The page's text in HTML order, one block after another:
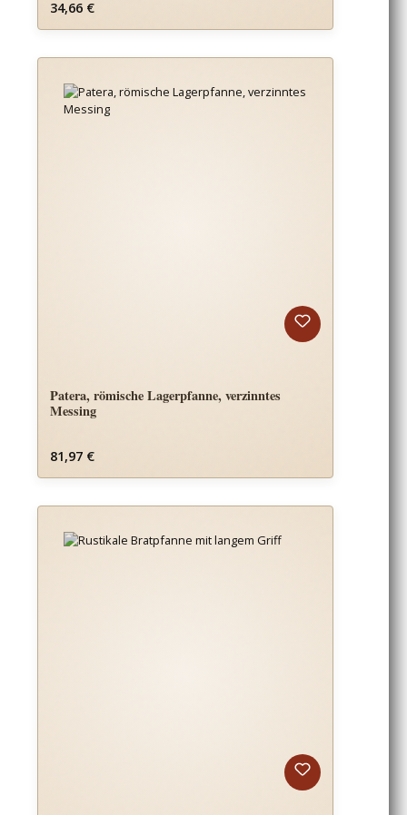
Regulärer Preis:
34,66 €
Patera, römische Lagerpfanne, verzinntes
Messing
Regulärer Preis:
81,97 €